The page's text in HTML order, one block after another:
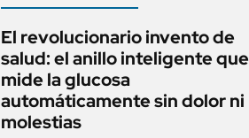
El revolucionario invento de
salud: el anillo inteligente que
mide la glucosa
automáticamente sin dolor ni
molestias